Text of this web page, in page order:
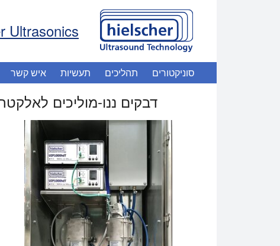
Ultrasonics
סוניקטורים תהליכים תעשיות איש קשר
דבקים ננו-מוליכים